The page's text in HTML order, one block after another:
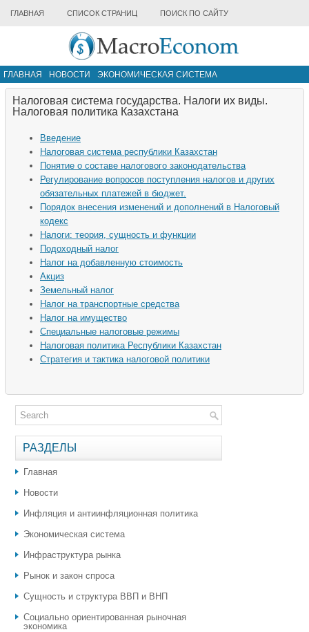
ГЛАВНАЯ СПИСОК СТРАНИЦ ПОИСК ПО САЙТУ
ГЛАВНАЯ НОВОСТИ
ЭКОНОМИЧЕСКАЯ СИСТЕМА
ИНФРАСТРУКТУРА РЫНКА
Налоговая система государства. Налоги их виды.
Налоговая политика Казахстана
Введение
Налоговая система республики Казахстан
Понятие о составе налогового законодательства
Регулирование вопросов поступления налогов и других
обязательных платежей в бюджет.
Порядок внесения изменений и дополнений в Налоговый
кодекс
Налоги: теория, сущность и функции
Подоходный налог
Налог на добавленную стоимость
Акциз
Земельный налог
Налог на транспортные средства
Налог на имущество
Специальные налоговые режимы
Налоговая политика Республики Казахстан
Стратегия и тактика налоговой политики
РАЗДЕЛЫ
Главная
Новости
Инфляция и антиинфляционная политика
Экономическая система
Инфраструктура рынка
Рынок и закон спроса
Сущность и структура ВВП и ВНП
Социально ориентированная рыночная
экономика